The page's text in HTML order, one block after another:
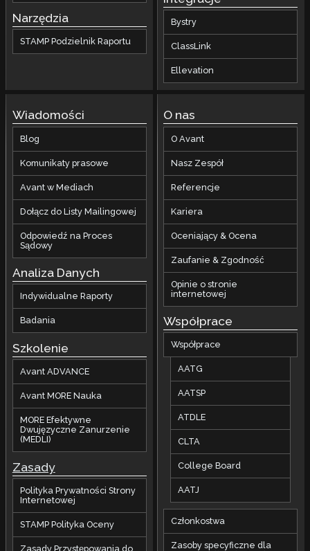
Narzędzia
STAMP Podzielnik Raportu
Bystry
ClassLink
Ellevation
Wiadomości
Blog
Komunikaty prasowe
Avant w Mediach
Dołącz do Listy Mailingowej
Odpowiedź na Proces
Sądowy
Analiza Danych
Indywidualne Raporty
Badania
Szkolenie
Avant ADVANCE
Avant MORE Nauka
MORE Efektywne
Dwujęzyczne Zanurzenie
(MEDLI)
Zasady
Polityka Prywatności Strony
Internetowej
STAMP Polityka Oceny
Zasady Przystępowania do
O nas
O Avant
Nasz Zespół
Referencje
Kariera
Oceniający & Ocena
Zaufanie & Zgodność
Opinie o stronie
internetowej
Współprace
Współprace
AATG
AATSP
ATDLE
CLTA
College Board
AATJ
Członkostwa
Zasoby specyficzne dla